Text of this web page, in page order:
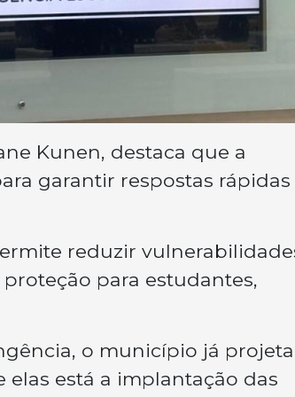
Kunen, destaca que a
garantir respostas rápidas
reduzir
para estudantes,
o município já projeta
elas está a implantação das